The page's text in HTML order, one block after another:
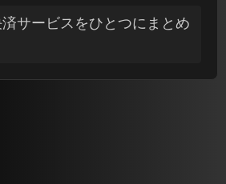
サービスをひとつにまとめ